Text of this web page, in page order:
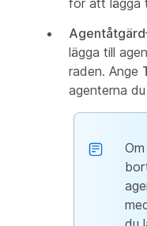
för att lägga
Agentåtgärd
lägga till
raden. Ange
agenterna